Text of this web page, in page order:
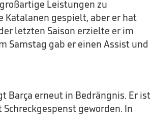
Leistungen zu
Katalanen gespielt, aber er hat
letzten Saison erzielte er im
Samstag gab er einen Assist und
Barça erneut in Bedrängnis. Er ist
geworden. In